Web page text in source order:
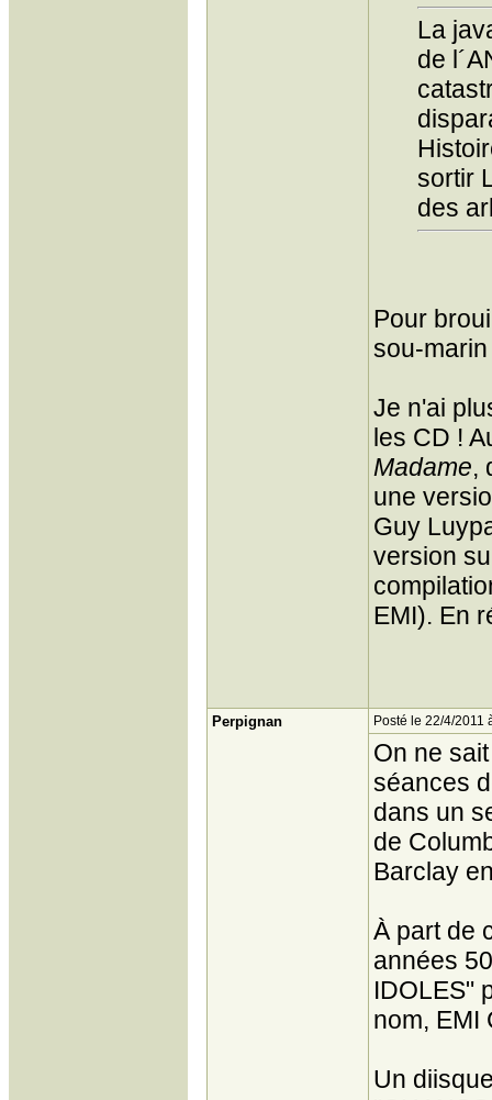
La
de
sortir
des
Pour
sou-
Je n'ai
les CD !
Madame,
une
Guy
version
EMI). En
Perpignan Posté le 22/4/2011
On ne
séances
dans un
de
Barclay
À part de
années
IDOLES"
nom, EMI
Un